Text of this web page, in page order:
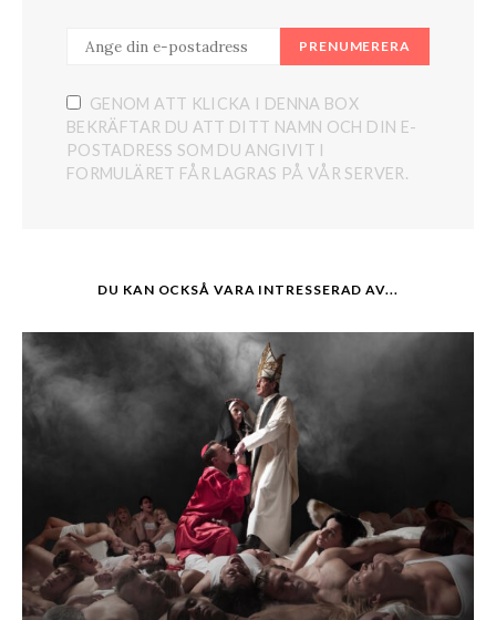
PRENUMERERA
GENOM ATT KLICKA I DENNA BOX
BEKRÄFTAR DU ATT DITT NAMN OCH DIN E-
POSTADRESS SOM DU ANGIVIT I
FORMULÄRET FÅR LAGRAS PÅ VÅR SERVER.
DU KAN OCKSÅ VARA INTRESSERAD AV...